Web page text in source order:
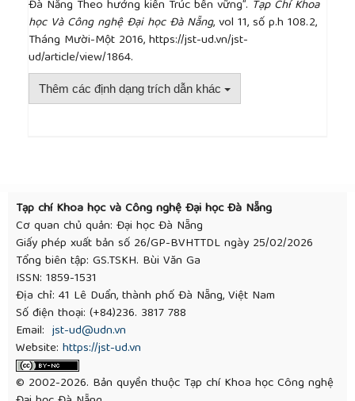
Đà Nẵng Theo hướng kiến Trúc bền vững”. Tạp Chí Khoa
học Và Công nghệ Đại học Đà Nẵng, vol 11, số p.h 108.2,
Tháng Mười-Một 2016, https://jst-ud.vn/jst-
ud/article/view/1864.
Thêm các định dạng trích dẫn khác
Tạp chí Khoa học và Công nghệ Đại học Đà Nẵng
Cơ quan chủ quản: Đại học Đà Nẵng
Giấy phép xuất bản số 26/GP-BVHTTDL ngày 25/02/2026
Tổng biên tập: GS.TSKH. Bùi Văn Ga
ISSN: 1859-1531
Địa chỉ: 41 Lê Duẩn, thành phố Đà Nẵng, Việt Nam
Số điện thoại: (+84)236. 3817 788
Email:jst-ud@udn.vn
Website: https://jst-ud.vn
© 2002-2026. Bản quyền thuộc Tạp chí Khoa học Công nghệ